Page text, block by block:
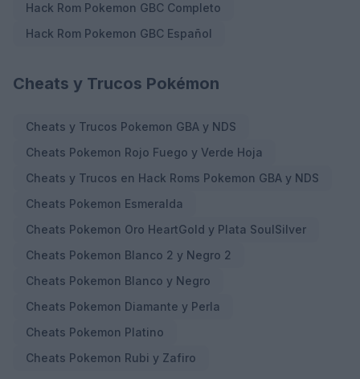
Hack Rom Pokemon GBC Completo
Hack Rom Pokemon GBC Español
Cheats y Trucos Pokémon
Cheats y Trucos Pokemon GBA y NDS
Cheats Pokemon Rojo Fuego y Verde Hoja
Cheats y Trucos en Hack Roms Pokemon GBA y NDS
Cheats Pokemon Esmeralda
Cheats Pokemon Oro HeartGold y Plata SoulSilver
Cheats Pokemon Blanco 2 y Negro 2
Cheats Pokemon Blanco y Negro
Cheats Pokemon Diamante y Perla
Cheats Pokemon Platino
Cheats Pokemon Rubi y Zafiro